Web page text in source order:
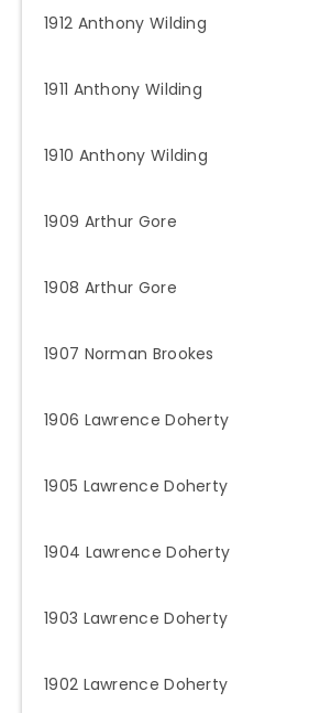
1912 Anthony Wilding
1911 Anthony Wilding
1910 Anthony Wilding
1909 Arthur Gore
1908 Arthur Gore
1907 Norman Brookes
1906 Lawrence Doherty
1905 Lawrence Doherty
1904 Lawrence Doherty
1903 Lawrence Doherty
1902 Lawrence Doherty